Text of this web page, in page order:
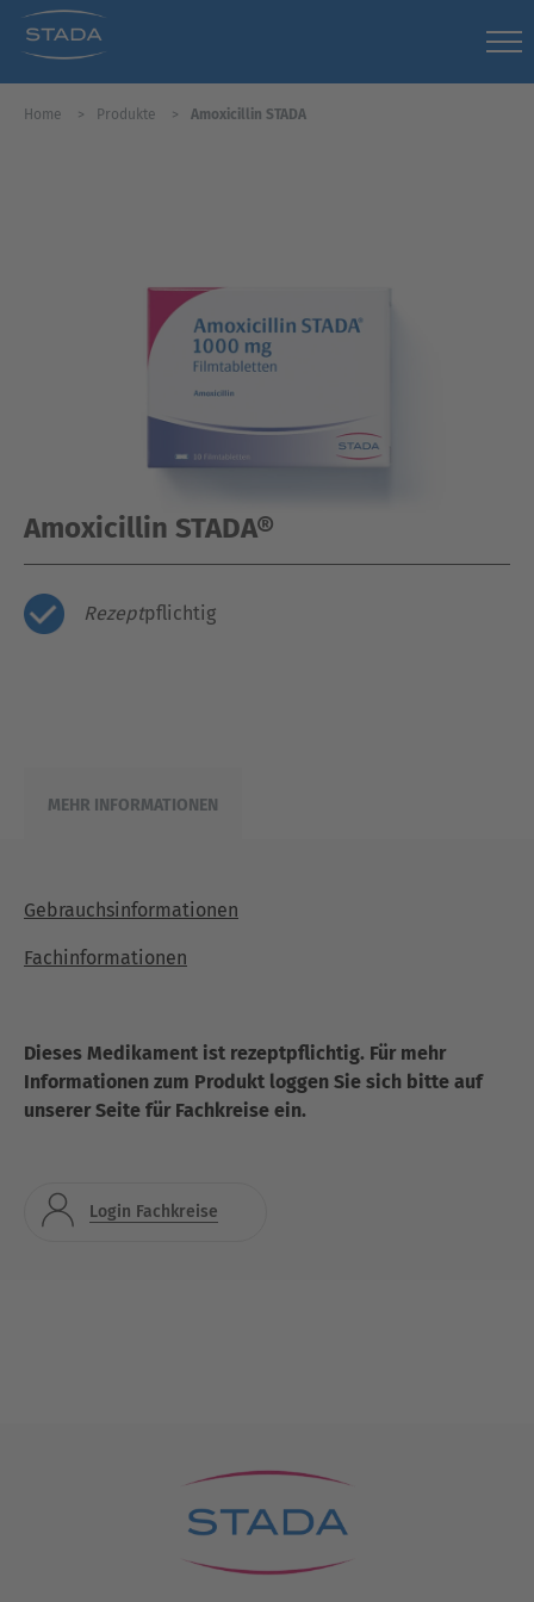
Home Produkte Amoxicillin STADA
Amoxicillin STADA®
Rezeptpflichtig
MEHR INFORMATIONEN
Gebrauchsinformationen
Fachinformationen
Dieses Medikament ist rezeptpflichtig. Für mehr
Informationen zum Produkt loggen Sie sich bitte auf
unserer Seite für Fachkreise ein.
Login Fachkreise